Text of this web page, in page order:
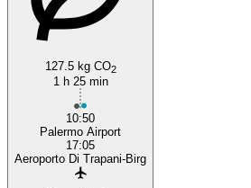
127.5 kg CO2
1 h 25 min
10:50
Palermo Airport
17:05
Aeroporto Di Trapani-Birg